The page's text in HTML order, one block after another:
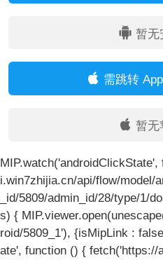
暂无
需跳转
暂无
i.win7zhijia.cn/api/flow/model/
_id/5809/admin_id/28/type/1/
s) {
roid/5809_1'), {isMipLink :
ate', function () { fetch('https://